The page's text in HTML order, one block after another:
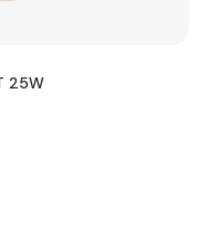
25W